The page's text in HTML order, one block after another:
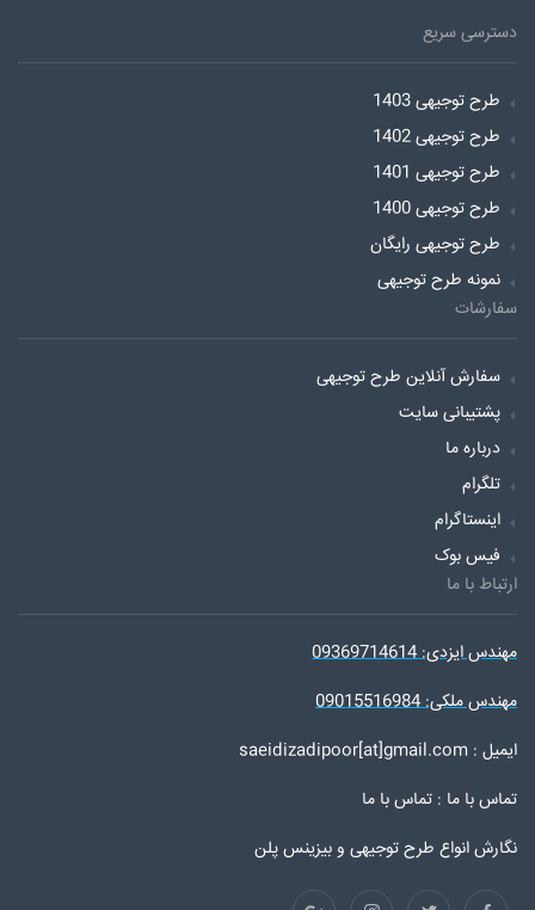
دسترسی سریع
طرح توجیهی 1403
طرح توجیهی 1402
طرح توجیهی 1401
طرح توجیهی 1400
طرح توجیهی رایگان
نمونه طرح توجیهی
سفارشات
سفارش آنلاین طرح توجیهی
پشتیبانی سایت
درباره ما
تلگرام
اینستاگرام
فیس بوک
ارتباط با ما
مهندس ایزدی: 09369714614
مهندس ملکی: 09015516984
ایمیل : saeidizadipoor[at]gmail.com
تماس با ما : تماس با ما
نگارش انواع طرح توجیهی و بیزینس پلن